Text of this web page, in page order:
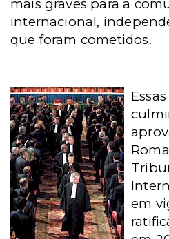
mais graves para a
internacional,
que foram cometidos.
em